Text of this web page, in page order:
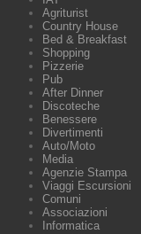
Agriturist
Country House
Bed & Breakfast
Shopping
Pizzerie
Pub
After Dinner
Discoteche
Benessere
Divertimenti
Auto/Moto
Media
Agenzie Stampa
Viaggi Escursioni
Comuni
Associazioni
Informatica